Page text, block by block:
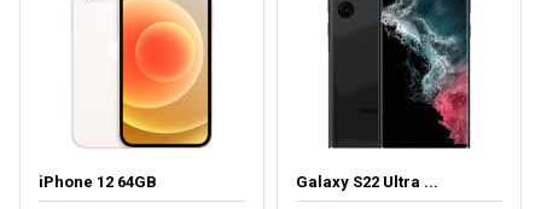
iPhone 12 64GB Galaxy S22 Ultra ...